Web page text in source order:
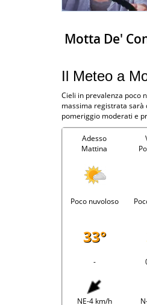
Motta De'
Il Meteo a
Cieli in prevalenza poco
massima registrata sarà
pomeriggio moderati e
Adesso
Mattina
Poco nuvoloso
33°
-
NE-4 km/h